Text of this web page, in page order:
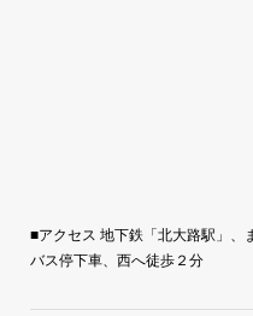
■アクセス 地下鉄「北大路駅」、
バス停下車、西へ徒歩２分